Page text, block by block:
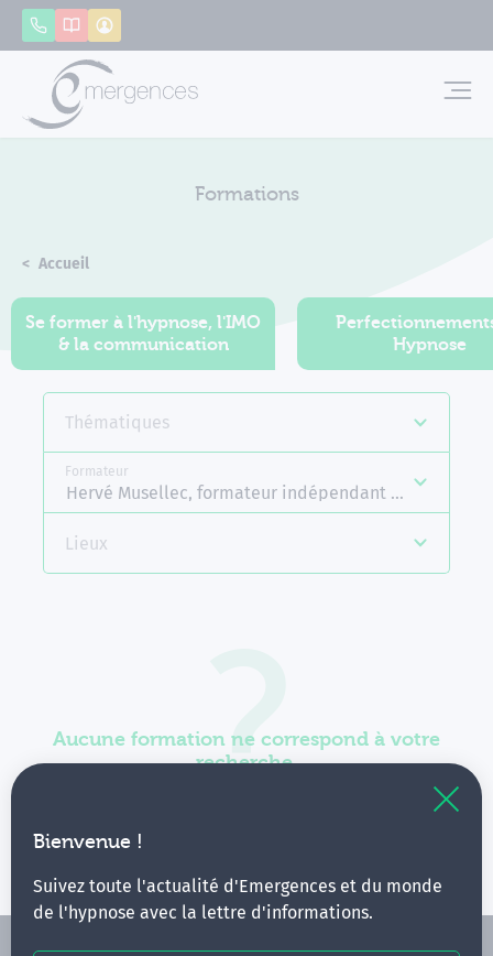
Bienvenue !
Suivez toute l'actualité d'Emergences et du monde
de l'hypnose avec la lettre d'informations.
AppelerCatalogue
Formations
Accueil
Se former à l'hypnose, l'IMO
& la communication
Hypnose
Thématiques
Formateur
Hervé Musellec, formateur indépendant Emergences
Lieux
Aucune formation ne correspond à votre
recherche.
Vous pouvez renouveler votre requête en élargissant
Panneau de gestion des cookies